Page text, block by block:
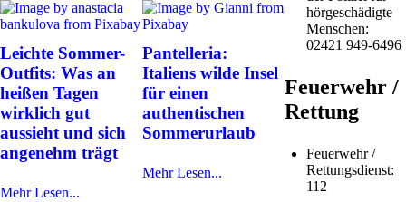
Leichte Sommer-
Outfits: Was an
heißen Tagen
wirklich gut
aussieht und sich
angenehm trägt
Mehr Lesen...
Pantelleria:
Italiens wilde Insel
für einen
authentischen
Sommerurlaub
Mehr Lesen...
hörgeschädigte
Menschen:
02421 949-6496
Feuerwehr /
Rettung
Feuerwehr /
Rettungsdienst:
112